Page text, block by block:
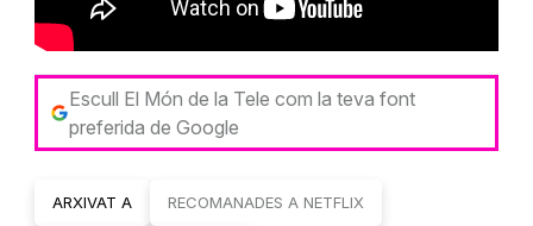
Escull El Món de la Tele com la teva font
preferida de Google
ARXIVAT A RECOMANADES A NETFLIX